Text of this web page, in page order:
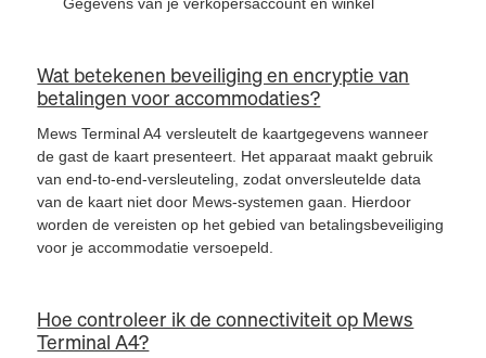
Wat betekenen beveiliging en encryptie van
betalingen voor accommodaties?
Mews Terminal A4 versleutelt de kaartgegevens wanneer
de gast de kaart presenteert. Het apparaat maakt gebruik
van end-to-end-versleuteling, zodat onversleutelde data
van de kaart niet door Mews-systemen gaan. Hierdoor
worden de vereisten op het gebied van betalingsbeveiliging
voor je accommodatie versoepeld.
Hoe controleer ik de connectiviteit op Mews
Terminal A4?